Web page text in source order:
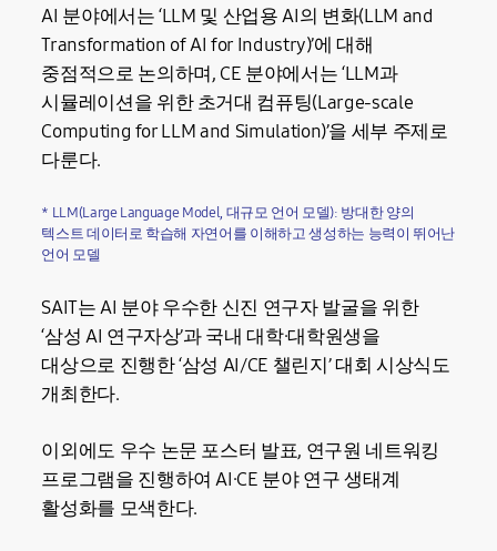
AI 분야에서는 ‘LLM 및 산업용 AI의 변화(LLM and
Transformation of AI for Industry)’에 대해
중점적으로 논의하며, CE 분야에서는 ‘LLM과
시뮬레이션을 위한 초거대 컴퓨팅(Large-scale
Computing for LLM and Simulation)’을 세부 주제로
다룬다.
* LLM(Large Language Model, 대규모 언어 모델): 방대한 양의
텍스트 데이터로 학습해 자연어를 이해하고 생성하는 능력이 뛰어난
언어 모델
SAIT는 AI 분야 우수한 신진 연구자 발굴을 위한
‘삼성 AI 연구자상’과 국내 대학·대학원생을
대상으로 진행한 ‘삼성 AI/CE 챌린지’ 대회 시상식도
개최한다.
이외에도 우수 논문 포스터 발표, 연구원 네트워킹
프로그램을 진행하여 AI·CE 분야 연구 생태계
활성화를 모색한다.